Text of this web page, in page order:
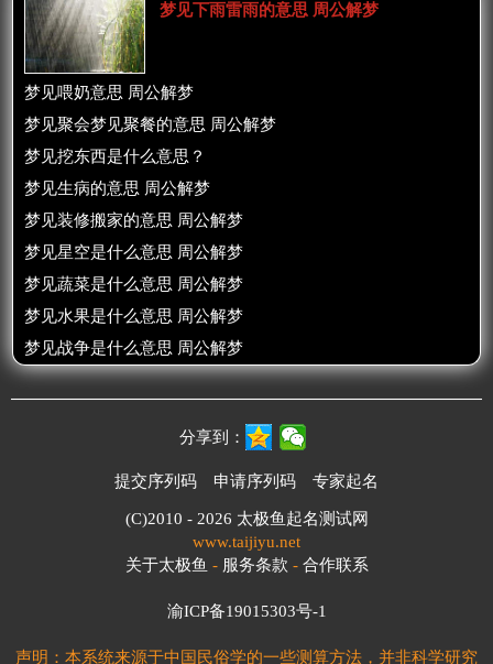
梦见下雨雷雨的意思 周公解梦
梦见喂奶意思 周公解梦
梦见聚会梦见聚餐的意思 周公解梦
梦见挖东西是什么意思？
梦见生病的意思 周公解梦
梦见装修搬家的意思 周公解梦
梦见星空是什么意思 周公解梦
梦见蔬菜是什么意思 周公解梦
梦见水果是什么意思 周公解梦
梦见战争是什么意思 周公解梦
分享到：
提交序列码 申请序列码 专家起名
(C)2010 - 2026 太极鱼起名测试网
www.taijiyu.net
关于太极鱼 - 服务条款 - 合作联系
渝ICP备19015303号-1
声明：本系统来源于中国民俗学的一些测算方法，并非科学研究